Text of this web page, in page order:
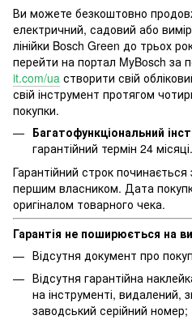
Ви можете безкоштовно
електричний, садовий або
лінійки Bosch Green до трьох
перейти на портал MyBosch за
it.com/ua створити свій
свій інструмент протягом
покупки.
Багатофункціональний
гарантійний термін 24 місяці.
Гарантійний строк
першим власником. Дата
оригіналом товарного чека.
Гарантія не поширюється на
Відсутня документ про
Відсутня гарантійна
на інструменті, видалений,
заводський серійний номер;